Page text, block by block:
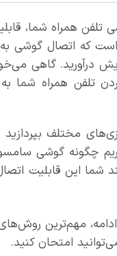
همراه شما،
که اتصال گوشی به
درآورید. گاهی
تلفن همراه شما به
مختلف
چگونه گوشی
این قابلیت
مهم‌ترین
امتحان کنید.